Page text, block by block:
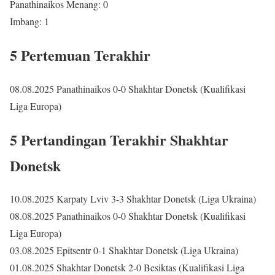
Panathinaikos Menang: 0
Imbang: 1
5 Pertemuan Terakhir
08.08.2025 Panathinaikos 0-0 Shakhtar Donetsk (Kualifikasi
Liga Europa)
5 Pertandingan Terakhir Shakhtar
Donetsk
10.08.2025 Karpaty Lviv 3-3 Shakhtar Donetsk (Liga Ukraina)
08.08.2025 Panathinaikos 0-0 Shakhtar Donetsk (Kualifikasi
Liga Europa)
03.08.2025 Epitsentr 0-1 Shakhtar Donetsk (Liga Ukraina)
01.08.2025 Shakhtar Donetsk 2-0 Besiktas (Kualifikasi Liga